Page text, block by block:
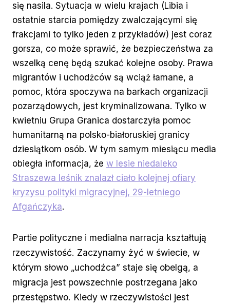
się nasila. Sytuacja w wielu krajach (Libia i
ostatnie starcia pomiędzy zwalczającymi się
frakcjami to tylko jeden z przykładów) jest coraz
gorsza, co może sprawić, że bezpieczeństwa za
wszelką cenę będą szukać kolejne osoby. Prawa
migrantów i uchodźców są wciąż łamane, a
pomoc, która spoczywa na barkach organizacji
pozarządowych, jest kryminalizowana. Tylko w
kwietniu Grupa Granica dostarczyła pomoc
humanitarną na polsko-białoruskiej granicy
dziesiątkom osób. W tym samym miesiącu media
obiegła informacja, że w lesie niedaleko
Straszewa leśnik znalazł ciało kolejnej ofiary
kryzysu polityki migracyjnej, 29-letniego
Afgańczyka.
Partie polityczne i medialna narracja kształtują
rzeczywistość. Zaczynamy żyć w świecie, w
którym słowo „uchodźca” staje się obelgą, a
migracja jest powszechnie postrzegana jako
przestępstwo. Kiedy w rzeczywistości jest